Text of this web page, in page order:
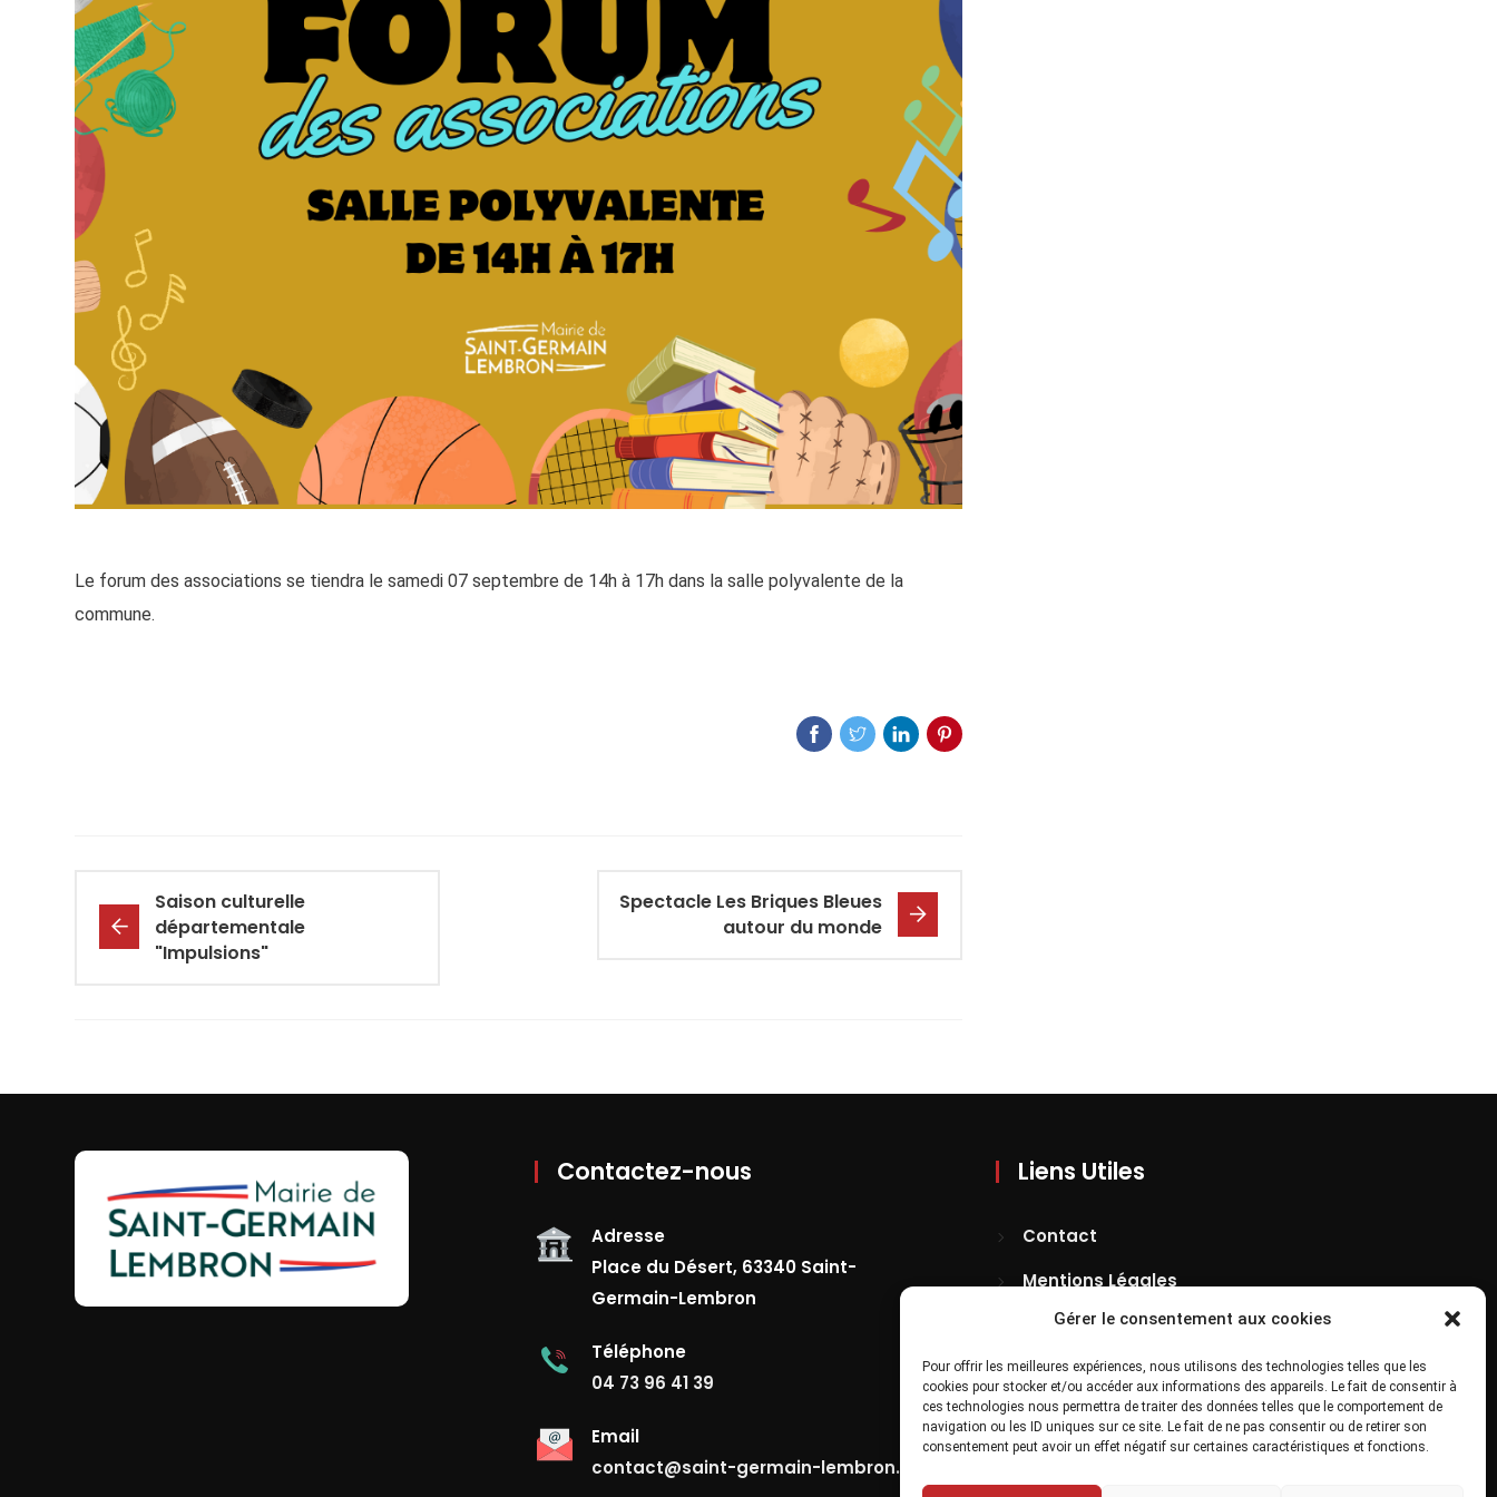
Gérer le consentement aux cookies
Pour offrir les meilleures expériences, nous utilisons des technologies telles que les
cookies pour stocker et/ou accéder aux informations des appareils. Le fait de consentir à
ces technologies nous permettra de traiter des données telles que le comportement de
navigation ou les ID uniques sur ce site. Le fait de ne pas consentir ou de retirer son
consentement peut avoir un effet négatif sur certaines caractéristiques et fonctions.
Le forum des associations se tiendra le samedi 07 septembre de 14h à 17h dans la salle polyvalente de la
commune.
Saison culturelle
départementale
"Impulsions"
Spectacle Les Briques Bleues
autour du monde
Contactez-nous
Adresse
Place du Désert, 63340 Saint-
Germain-Lembron
Téléphone
04 73 96 41 39
Email
contact@saint-germain-lembron.fr
Liens Utiles
Contact
Mentions Légales
Confidentialité
Site Map